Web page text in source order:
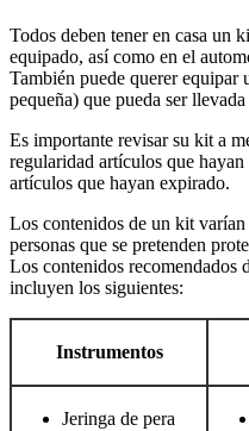
Todos deben tener en casa un
equipado, así como en el
También puede querer
pequeña) que pueda ser
Es importante revisar su kit a
regularidad artículos que
artículos que hayan expirado.
Los contenidos de un kit
personas que se pretenden
Los contenidos recomendados
incluyen los siguientes:
Instrumentos
Jeringa de pera